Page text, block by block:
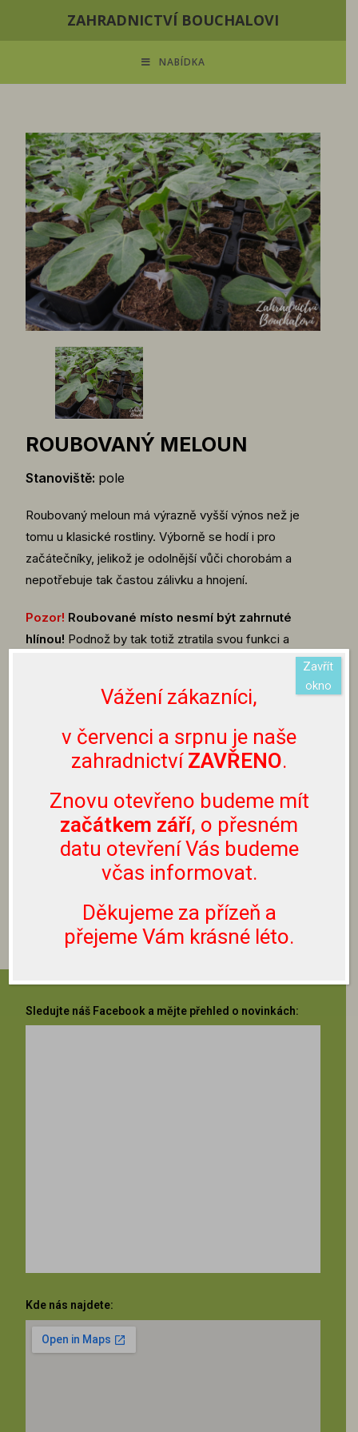
ZAHRADNICTVÍ BOUCHALOVI
NABÍDKA
ROUBOVANÝ MELOUN
Stanoviště: pole
Roubovaný meloun má výrazně vyšší výnos než je
tomu u klasické rostliny. Výborně se hodí i pro
začátečníky, jelikož je odolnější vůči chorobám a
nepotřebuje tak častou zálivku a hnojení.
Pozor! Roubované místo nesmí být zahrnuté
hlínou! Podnož by tak totiž ztratila svou funkci a
informujeme každý rok naFacebooku –
doporučujeme Vám sledovat náš profil pro
ZPĚT NA SAZENICE ZELENINY
ZPĚT NA SORTIMENT
Sledujte náš Facebook a mějte přehled o novinkách:
Kde nás najdete:
Vážení zákazníci,
v červenci a srpnu je naše
zahradnictví ZAVŘENO.
Znovu otevřeno budeme mít
začátkem září, o přesném
datu otevření Vás budeme
včas informovat.
Děkujeme za přízeň a
přejeme Vám krásné léto.
Zavřít
okno